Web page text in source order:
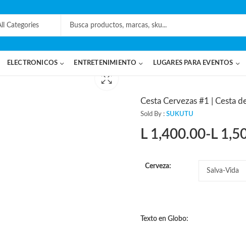
ELECTRONICOS ENTRETENIMIENTO LUGARES PARA EVENTOS
Cesta Cervezas #1 | Cesta
Sold By : SUKUTU
L1,400.00- L
Rango
de
Cerveza:
Texto en Globo: